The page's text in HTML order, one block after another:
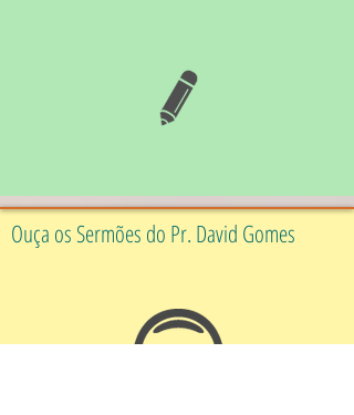
Ouça os Sermões do Pr. David Gomes